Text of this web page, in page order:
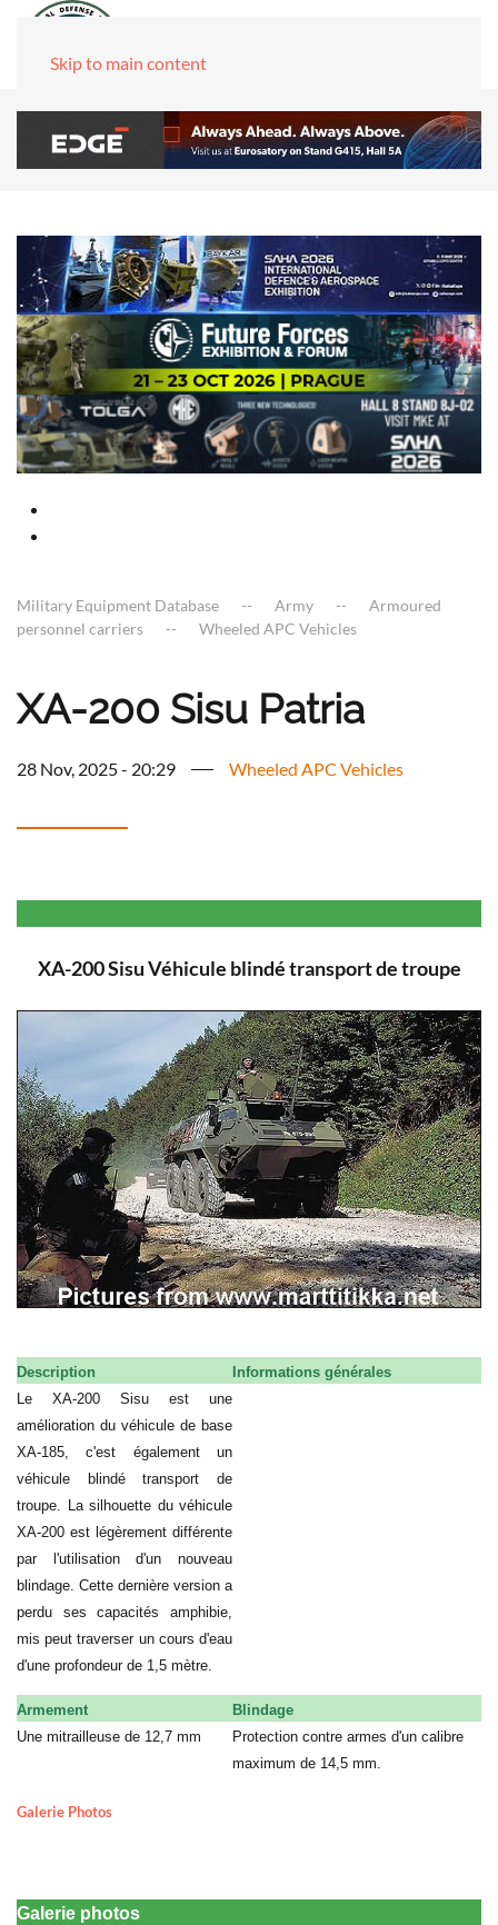
Skip to main content
Military Equipment Database Army
Armoured
personnel carriers
Wheeled APC Vehicles
XA-200 Sisu Patria
28 Nov, 2025 - 20:29 Wheeled APC Vehicles
XA-200 Sisu Véhicule blindé transport de troupe
Description
Informations générales
Le XA-200 Sisu est une
amélioration du véhicule de base
XA-185, c'est également un
véhicule blindé transport de
troupe. La silhouette du véhicule
XA-200 est légèrement différente
par l'utilisation d'un nouveau
blindage. Cette dernière version a
perdu ses capacités amphibie,
mis peut traverser un cours d'eau
d'une profondeur de 1,5 mètre.
Armement
Blindage
Une mitrailleuse de 12,7 mm
Protection contre armes d'un calibre
maximum de 14,5 mm.
Galerie Photos
Galerie photos